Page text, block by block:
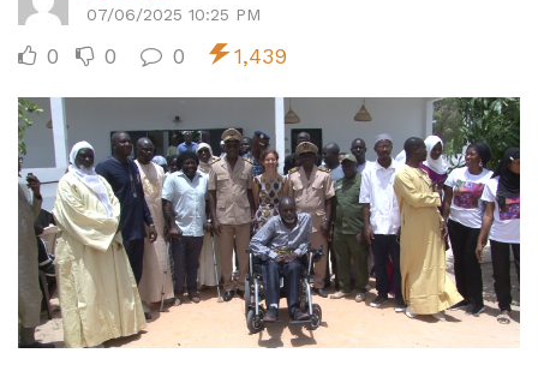
07/06/2025 10:25 PM
0 0 0 1,439